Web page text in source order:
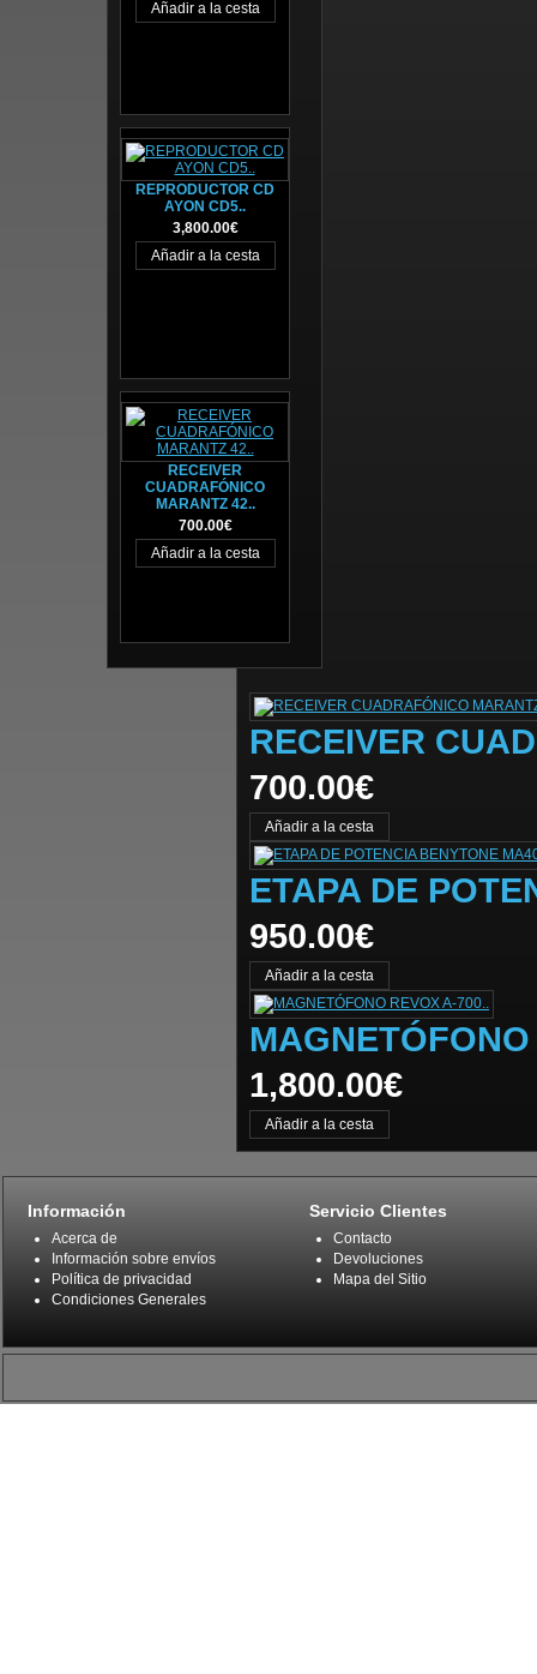
REPRODUCTOR CD
AYON CD5..
3,800.00€
RECEIVER
CUADRAFÓNICO
MARANTZ 42..
700.00€
RECEIVER
700.00€
ETAPA DE
950.00€
1,800.00€
Información
Acerca de
Información sobre envíos
Política de privacidad
Condiciones Generales
Servicio Clientes
Contacto
Devoluciones
Mapa del Sitio